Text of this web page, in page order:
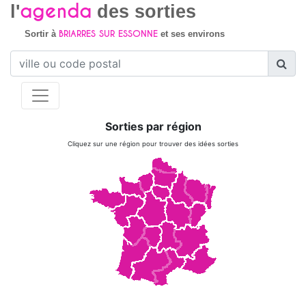
l'agenda des sorties
Sortir à BRIARRES SUR ESSONNEet ses environs
Sorties par région
Cliquez sur une région pour trouver des idées sorties